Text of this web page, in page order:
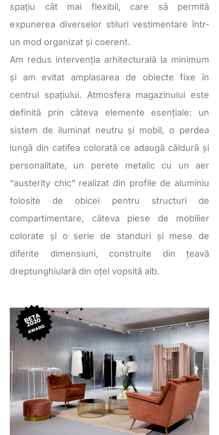
spațiu cât mai flexibil, care să permită
expunerea diverselor stiluri vestimentare într-
un mod organizat și coerent.
Am redus intervenția arhitecturală la minimum
și am evitat amplasarea de obiecte fixe în
centrul spațiului. Atmosfera magazinului este
definită prin câteva elemente esențiale: un
sistem de iluminat neutru și mobil, o perdea
lungă din catifea colorată ce adaugă căldură și
personalitate, un perete metalic cu un aer
“austerity chic” realizat din profile de aluminiu
folosite de obicei pentru structuri de
compartimentare, câteva piese de mobilier
colorate și o serie de standuri și mese de
diferite dimensiuni, construite din țeavă
dreptunghiulară din oțel vopsită alb.